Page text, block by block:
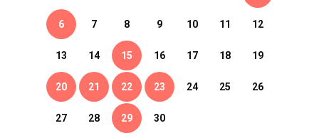
6 7 8 9 10 11 12
13 14 15 16 17 18 19
20 21 22 23 24 25 26
27 28 29 30